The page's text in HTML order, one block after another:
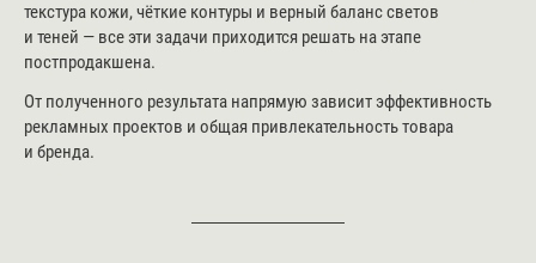
текстура кожи, чёткие контуры и верный баланс светов
и теней — все эти задачи приходится решать на этапе
постпродакшена.
От полученного результата напрямую зависит эффективность
рекламных проектов и общая привлекательность товара
и бренда.